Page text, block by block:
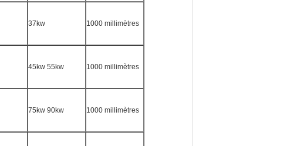
37kw 1000 millimètres
45kw 55kw 1000 millimètres
75kw 90kw 1000 millimètres